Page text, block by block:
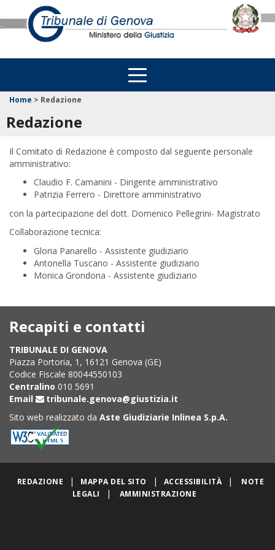
Home > Redazione
Redazione
Il Comitato di Redazione è composto dal seguente personale
amministrativo:
Claudio F. Camanini - Dirigente amministrativo
Patrizia Ferrero - Direttore amministrativo
con la partecipazione del dott. Domenico Pellegrini- Magistrato
Collaborazione tecnica:
Gloria Panarello - Assistente giudiziario
Antonella Tuscano - Assistente giudiziario
Monica Grondona - Assistente giudiziario
Recapiti e contatti
TRIBUNALE DI GENOVA
Piazza Portoria, 1, 16121 Genova (GE)
Codice Fiscale 80044550103
Centralino 010 5691
Email
tribunale.genova@giustizia.it
Sito web realizzato da Aste Giudiziarie Inlinea S.p.A.
REDAZIONE | MAPPA DEL SITO | ACCESSIBILITÀ |
NOTE
LEGALI
| AMMINISTRAZIONE